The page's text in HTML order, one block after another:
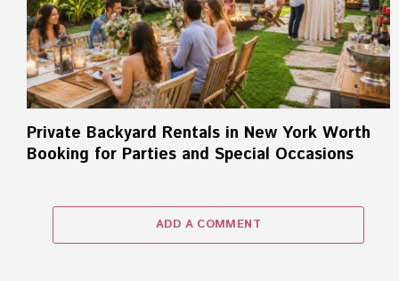
Private Backyard Rentals in New York Worth
Booking for Parties and Special Occasions
ADD A COMMENT